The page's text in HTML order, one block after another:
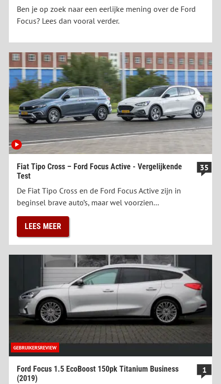
Ben je op zoek naar een eerlijke mening over de Ford
Focus? Lees dan vooral verder.
Fiat Tipo Cross – Ford Focus Active - Vergelijkende
Test
35
De Fiat Tipo Cross en de Ford Focus Active zijn in
beginsel brave auto’s, maar wel voorzien...
LEES MEER
GEBRUIKERSREVIEW
Ford Focus 1.5 EcoBoost 150pk Titanium Business
(2019)
1